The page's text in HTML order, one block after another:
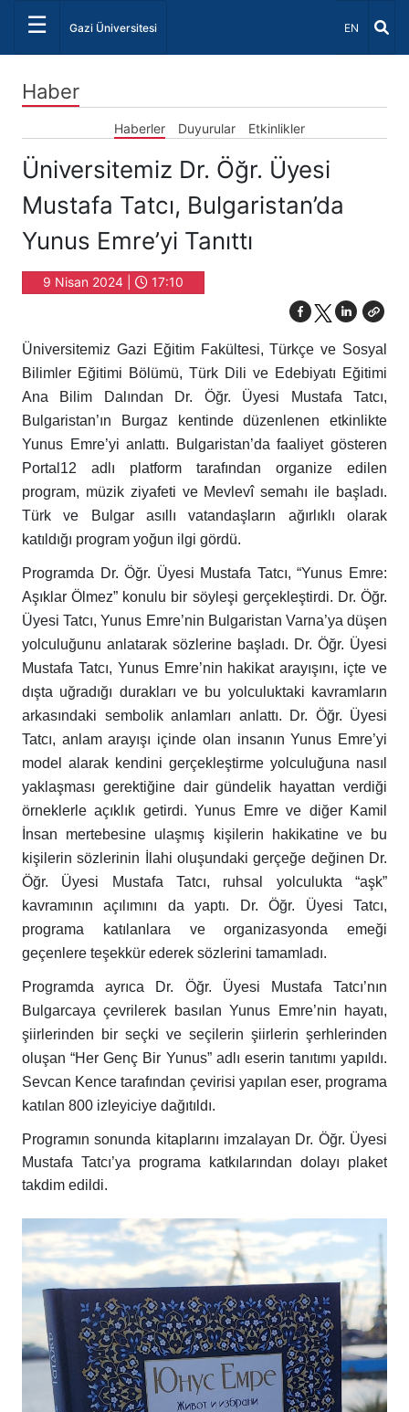
☰ Gazi Üniversitesi Dil Seçiniz
EN
Haber
Haberler Duyurular Etkinlikler
Üniversitemiz Dr. Öğr. Üyesi
Mustafa Tatcı, Bulgaristan’da
Yunus Emre’yi Tanıttı
9 Nisan 2024 | 17:10
Üniversitemiz Gazi Eğitim Fakültesi, Türkçe ve Sosyal
Bilimler Eğitimi Bölümü, Türk Dili ve Edebiyatı Eğitimi
Ana Bilim Dalından Dr. Öğr. Üyesi Mustafa Tatcı,
Bulgaristan’ın Burgaz kentinde düzenlenen etkinlikte
Yunus Emre’yi anlattı. Bulgaristan’da faaliyet gösteren
Portal12 adlı platform tarafından organize edilen
program, müzik ziyafeti ve Mevlevî semahı ile başladı.
Türk ve Bulgar asıllı vatandaşların ağırlıklı olarak
katıldığı program yoğun ilgi gördü.
Programda Dr. Öğr. Üyesi Mustafa Tatcı, “Yunus Emre:
Aşıklar Ölmez” konulu bir söyleşi gerçekleştirdi. Dr. Öğr.
Üyesi Tatcı, Yunus Emre’nin Bulgaristan Varna’ya düşen
yolculuğunu anlatarak sözlerine başladı. Dr. Öğr. Üyesi
Mustafa Tatcı, Yunus Emre’nin hakikat arayışını, içte ve
dışta uğradığı durakları ve bu yolculuktaki kavramların
arkasındaki sembolik anlamları anlattı. Dr. Öğr. Üyesi
Tatcı, anlam arayışı içinde olan insanın Yunus Emre’yi
model alarak kendini gerçekleştirme yolculuğuna nasıl
yaklaşması gerektiğine dair gündelik hayattan verdiği
örneklerle açıklık getirdi. Yunus Emre ve diğer Kamil
İnsan mertebesine ulaşmış kişilerin hakikatine ve bu
kişilerin sözlerinin İlahi oluşundaki gerçeğe değinen Dr.
Öğr. Üyesi Mustafa Tatcı, ruhsal yolculukta “aşk”
kavramının açılımını da yaptı. Dr. Öğr. Üyesi Tatcı,
programa katılanlara ve organizasyonda emeği
geçenlere teşekkür ederek sözlerini tamamladı.
Programda ayrıca Dr. Öğr. Üyesi Mustafa Tatcı’nın
Bulgarcaya çevrilerek basılan Yunus Emre’nin hayatı,
şiirlerinden bir seçki ve seçilerin şiirlerin şerhlerinden
oluşan “Her Genç Bir Yunus” adlı eserin tanıtımı yapıldı.
Sevcan Kence tarafından çevirisi yapılan eser, programa
katılan 800 izleyiciye dağıtıldı.
Programın sonunda kitaplarını imzalayan Dr. Öğr. Üyesi
Mustafa Tatcı’ya programa katkılarından dolayı plaket
takdim edildi.